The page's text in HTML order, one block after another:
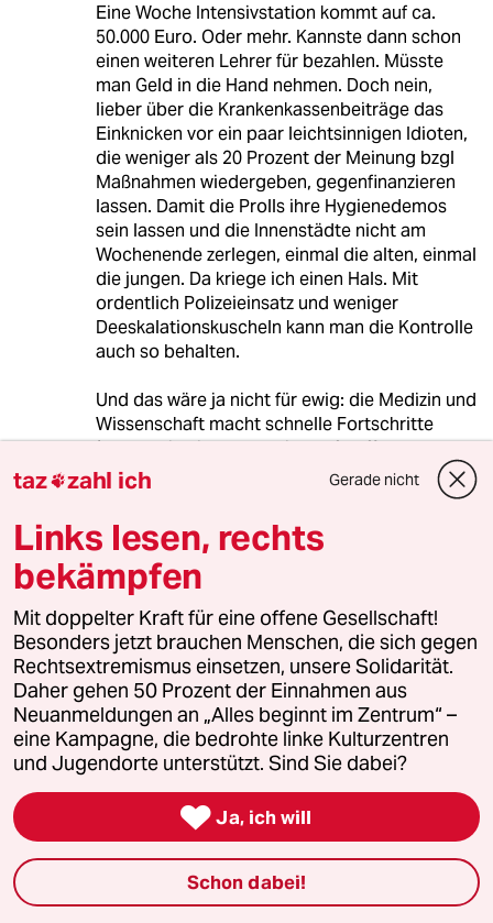
Eine Woche Intensivstation kommt auf ca.
50.000 Euro. Oder mehr. Kannste dann schon
einen weiteren Lehrer für bezahlen. Müsste
man Geld in die Hand nehmen. Doch nein,
lieber über die Krankenkassenbeiträge das
Einknicken vor ein paar leichtsinnigen Idioten,
die weniger als 20 Prozent der Meinung bzgl
Maßnahmen wiedergeben, gegenfinanzieren
lassen. Damit die Prolls ihre Hygienedemos
sein lassen und die Innenstädte nicht am
Wochenende zerlegen, einmal die alten, einmal
die jungen. Da kriege ich einen Hals. Mit
ordentlich Polizeieinsatz und weniger
Deeskalationskuscheln kann man die Kontrolle
auch so behalten.
Und das wäre ja nicht für ewig: die Medizin und
Wissenschaft macht schnelle Fortschritte
(braucht ja nicht alles bis Impfstoff warten, es
gibt auch Medikamente in der Entwicklung. Die
ungute Allianz aus Nachgiebigkeit und
Unwissen wird uns, so die Planung, vorher aber
noch eine vermeidbare zweite Welle aufdeuen.
GF Gerdi Franke
23.06.2020 ,09:07 Uhr
Eltern sollen kämpfen? Weil die Ministerin nicht
in der Lage ist vernünftige Gesetze
durchzusetzen? Eine Schande für die Politik!
Mit der Dezentralisierung der Verantwortung
Vorteil im Umgang mit der Epidemie
aufgegeben. Jetzt schlagen regionale
wirtschaftliche Interessen durch. Und natürlich
haben wir das Problem mit unseren Beamten.
Besonders den verbeamteten Lehrern! Die dem
taz zahl ich Gerade nicht
Links lesen, rechts
bekämpfen
Mit doppelter Kraft für eine offene Gesellschaft!
Besonders jetzt brauchen Menschen, die sich gegen
Rechtsextremismus einsetzen, unsere Solidarität.
Daher gehen 50 Prozent der Einnahmen aus
Neuanmeldungen an „Alles beginnt im Zentrum“ –
eine Kampagne, die bedrohte linke Kulturzentren
und Jugendorte unterstützt. Sind Sie dabei?
 Ja, ich will
Schon dabei!